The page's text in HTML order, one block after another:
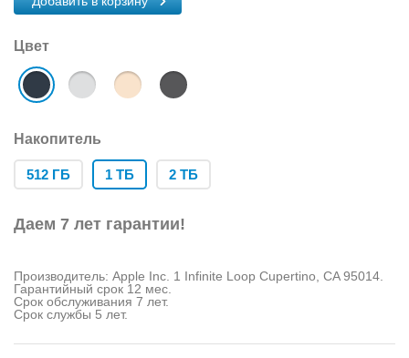
Цвет
Накопитель
512 ГБ 1 ТБ 2 ТБ
Даем 7 лет гарантии!
Производитель: Apple Inc. 1 Infinite Loop Cupertino, CA 95014.
Гарантийный срок 12 мес.
Срок обслуживания 7 лет.
Срок службы 5 лет.